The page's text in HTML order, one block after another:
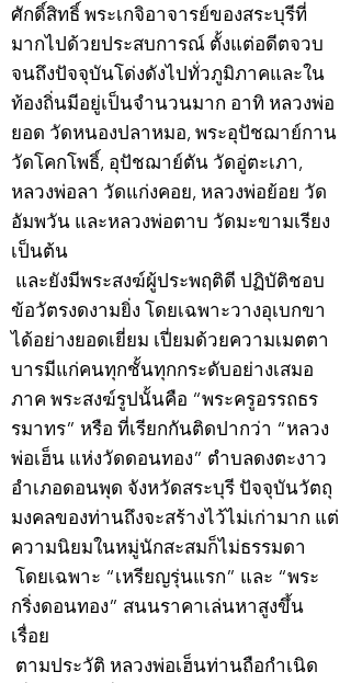
ศักดิ์สิทธิ์ พระเกจิอาจารย์ของสระบุรีที่
มากไปด้วยประสบการณ์ ตั้งแต่อดีตจวบ
จนถึงปัจจุบันโด่งดังไปทั่วภูมิภาคและใน
ท้องถิ่นมีอยู่เป็นจำนวนมาก อาทิ หลวงพ่อ
ยอด วัดหนองปลาหมอ, พระอุปัชฌาย์กาน
วัดโคกโพธิ์, อุปัชฌาย์ตัน วัดอู่ตะเภา,
หลวงพ่อลา วัดแก่งคอย, หลวงพ่อย้อย วัด
อัมพวัน และหลวงพ่อตาบ วัดมะขามเรียง
เป็นต้น
และยังมีพระสงฆ์ผู้ประพฤติดี ปฏิบัติชอบ
ข้อวัตรงดงามยิ่ง โดยเฉพาะวางอุเบกขา
ได้อย่างยอดเยี่ยม เปี่ยมด้วยความเมตตา
บารมีแก่คนทุกชั้นทุกกระดับอย่างเสมอ
ภาค พระสงฆ์รูปนั้นคือ “พระครูอรรถธร
รมาทร” หรือ ที่เรียกกันติดปากว่า “หลวง
พ่อเฮ็น แห่งวัดดอนทอง” ตำบลดงตะงาว
อำเภอดอนพุด จังหวัดสระบุรี ปัจจุบันวัตถุ
มงคลของท่านถึงจะสร้างไว้ไม่เก่ามาก แต่
ความนิยมในหมู่นักสะสมก็ไม่ธรรมดา
โดยเฉพาะ “เหรียญรุ่นแรก” และ “พระ
กริ่งดอนทอง” สนนราคาเล่นหาสูงขึ้น
เรื่อย
ตามประวัติ หลวงพ่อเฮ็นท่านถือกำเนิด